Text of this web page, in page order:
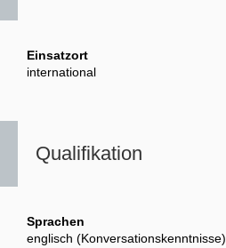
Einsatzort
international
Qualifikation
Sprachen
englisch (Konversationskenntnisse)